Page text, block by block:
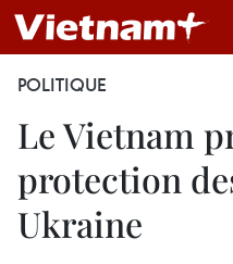
POLITIQUE
Le Vietnam
protection
Ukraine